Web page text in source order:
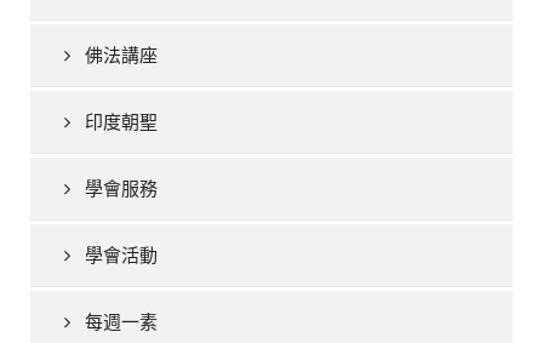
佛法講座
印度朝聖
學會服務
學會活動
每週一素